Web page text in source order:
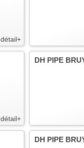
détail+
détail+
DH PIPE
DH PIPE